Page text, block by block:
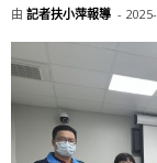
由 記者扶小萍報導 -